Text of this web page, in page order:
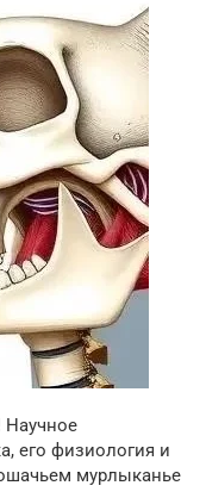
Научное
его физиология и
мурлыканье